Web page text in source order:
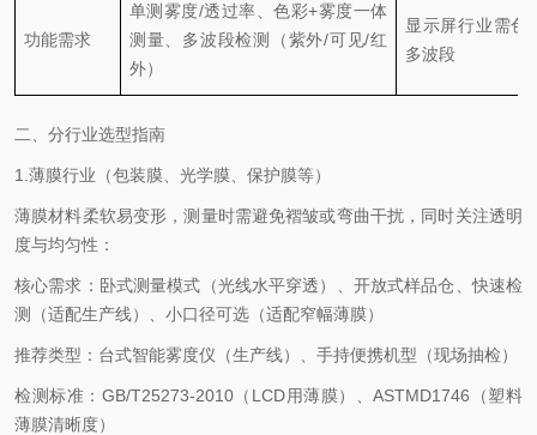
功能需求
单测雾度/透过率、色彩+雾度一体
测量、多波段检测（紫外/可见/红
外）
显示屏行业需色
多波段
二、分行业选型指南
1. 薄膜行业（包装膜、光学膜、保护膜等）
薄膜材料柔软易变形，测量时需避免褶皱或弯曲干扰，同时关注透明
度与均匀性：
核心需求：卧式测量模式（光线水平穿透）、开放式样品仓、快速检
测（适配生产线）、小口径可选（适配窄幅薄膜）
推荐类型：台式智能雾度仪（生产线）、手持便携机型（现场抽检）
检测标准： GB/T25273-2010（ LCD用薄膜）、ASTMD1746 （塑料
薄膜清晰度）